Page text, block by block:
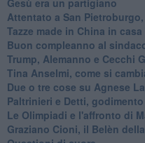
Attentato a San
Tazze made in China in casa
Buon compleanno al
Trump, Alemanno e Cecchi
Tina Anselmi, come si
Due o tre cose su Agnese
Paltrinieri e Detti,
Le Olimpiadi e l'affronto di
Graziano Cioni, il Belèn